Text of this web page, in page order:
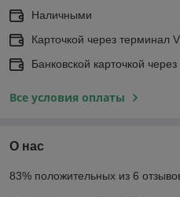
Наличными
Карточкой через терминал
Банковской карточкой
Все условия оплаты
О нас
83% положительных из 6